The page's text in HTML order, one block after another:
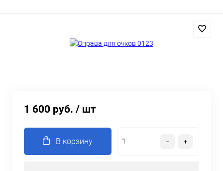
1 600 руб. / шт
В корзину